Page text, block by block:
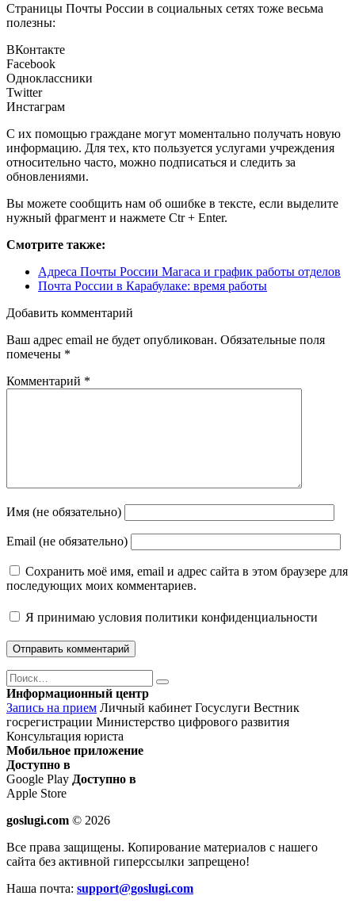
Страницы Почты России в социальных сетях тоже весьма
полезны:
ВКонтакте
Facebook
Одноклассники
Twitter
Инстаграм
С их помощью граждане могут моментально получать новую
информацию. Для тех, кто пользуется услугами учреждения
относительно часто, можно подписаться и следить за
обновлениями.
Вы можете сообщить нам об ошибке в тексте, если выделите
нужный фрагмент и нажмете Ctr + Enter.
Смотрите также:
Адреса Почты России Магаса и график работы отделов
Почта России в Карабулаке: время работы
Добавить комментарий
Ваш адрес email не будет опубликован. Обязательные поля
помечены *
Комментарий *
Имя (не обязательно)
Email (не обязательно)
Сохранить моё имя, email и адрес сайта в этом браузере для
последующих моих комментариев.
Я принимаю условия политики конфиденциальности
Поиск
Найти
Информационный центр
Запись на прием Личный кабинет Госуслуги Вестник
госрегистрации Министерство цифрового развития
Консультация юриста
Мобильное приложение
Доступно в
Google Play Доступно в
Apple Store
goslugi.com © 2026
Все права защищены. Копирование материалов с нашего
сайта без активной гиперссылки запрещено!
Наша почта: support@goslugi.com